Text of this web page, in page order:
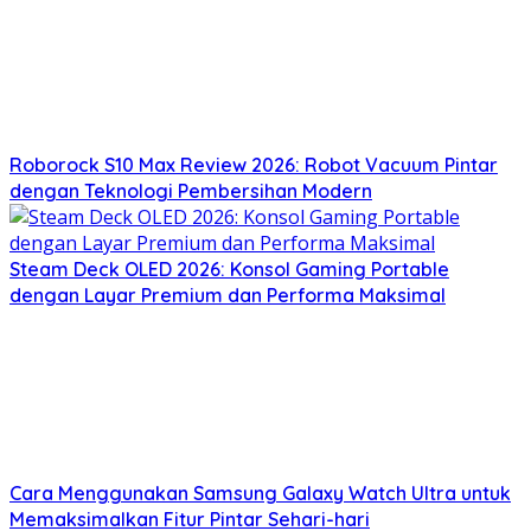
Roborock S10 Max Review 2026: Robot Vacuum Pintar
dengan Teknologi Pembersihan Modern
Steam Deck OLED 2026: Konsol Gaming Portable
dengan Layar Premium dan Performa Maksimal
Cara Menggunakan Samsung Galaxy Watch Ultra untuk
Memaksimalkan Fitur Pintar Sehari-hari